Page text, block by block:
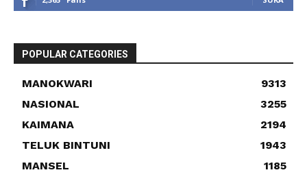
POPULAR CATEGORIES
MANOKWARI
9313
NASIONAL
3255
KAIMANA
2194
TELUK BINTUNI
1943
MANSEL
1185